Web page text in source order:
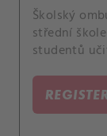
Školský
střední
studentů